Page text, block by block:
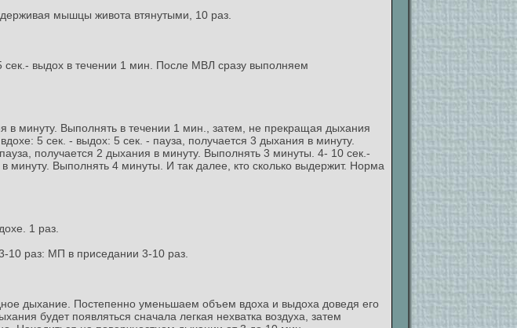
мышцы живота втянутыми, 10 раз.
выдох в течении 1 мин. После МВЛ сразу выполняем
в минуту. Выполнять в течении 1 мин., затем, не прекращая дыхания
5 сек. - выдох: 5 сек. - пауза, получается 3 дыхания в минуту.
получается 2 дыхания в минуту. Выполнять 3 минуты. 4- 10 сек.-
минуту. Выполнять 4 минуты. И так далее, кто сколько выдержит. Норма
1 раз.
раз: МП в приседании 3-10 раз.
дыхание. Постепенно уменьшаем объем вдоха и выдоха доведя его
будет появляться сначала легкая нехватка воздуха, затем